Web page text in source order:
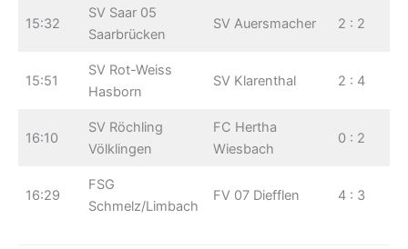
15:32
SV Saar 05
Saarbrücken
SV Auersmacher 2 : 2
15:51
SV Rot-Weiss
Hasborn
SV Klarenthal 2 : 4
16:10
SV Röchling
Völklingen
FC Hertha
Wiesbach
0 : 2
16:29
FSG
Schmelz/Limbach
FV 07 Diefflen 4 : 3